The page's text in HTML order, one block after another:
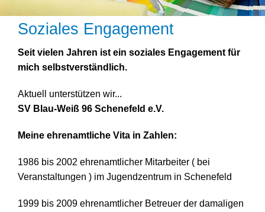
Soziales Engagement
Seit vielen Jahren ist ein soziales Engagement für
mich selbstverständlich.
Aktuell unterstützen wir...
SV Blau-Weiß 96 Schenefeld e.V.
Meine ehrenamtliche Vita in Zahlen:
1986 bis 2002 ehrenamtlicher Mitarbeiter ( bei
Veranstaltungen ) im Jugendzentrum in Schenefeld
1999 bis 2009 ehrenamtlicher Betreuer der damaligen